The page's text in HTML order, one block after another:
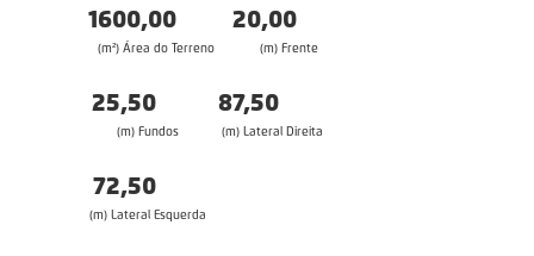
1600,00
(m²) Área do Terreno
20,00
(m) Frente
25,50
(m) Fundos
87,50
(m) Lateral Direita
72,50
(m) Lateral Esquerda